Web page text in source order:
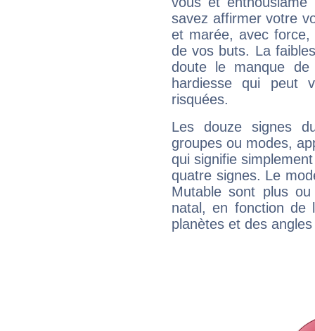
savez affirmer votre
et marée, avec
de vos buts. La
doute le manque
hardiesse qui peut
risquées.
Les douze signes
groupes ou modes,
qui signifie
quatre signes. Le
Mutable sont plus
natal, en fonction de
planètes et des